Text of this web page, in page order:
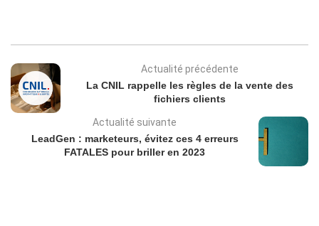
Actualité précédente
La CNIL rappelle les règles de la vente des
fichiers clients
Actualité suivante
LeadGen : marketeurs, évitez ces 4 erreurs
FATALES pour briller en 2023